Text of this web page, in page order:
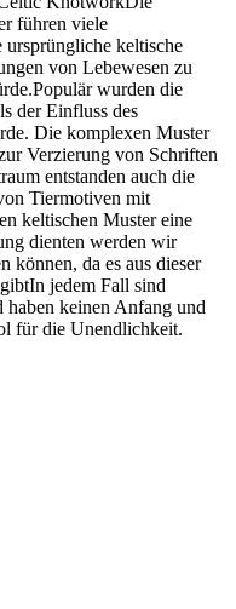
führen viele
ursprüngliche keltische
von Lebewesen zu
wurden die
der Einfluss des
Die komplexen Muster
Verzierung von Schriften
entstanden auch die
Tiermotiven mit
keltischen Muster eine
dienten werden wir
können, da es aus dieser
jedem Fall sind
keinen Anfang und
für die Unendlichkeit.